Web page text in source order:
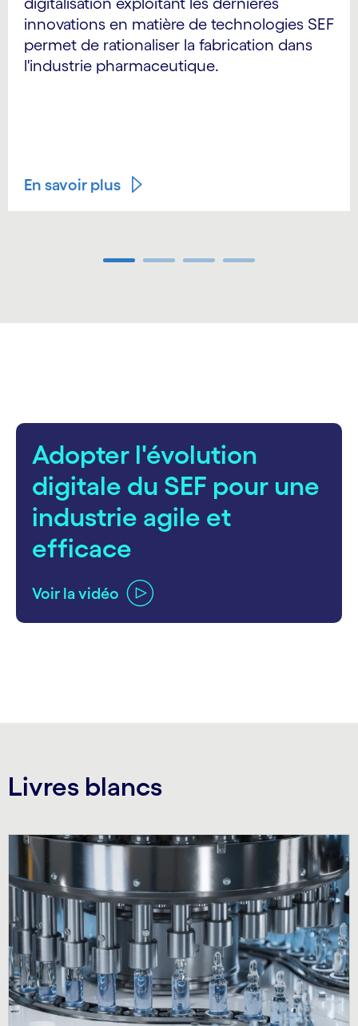
innovations en matière de technologies SEF
permet de rationaliser la fabrication dans
l'industrie pharmaceutique.
En savoir plus
Adopter l'évolution
digitale du SEF pour une
industrie agile et
efficace
Voir la vidéo
Livres blancs
Carousel starts